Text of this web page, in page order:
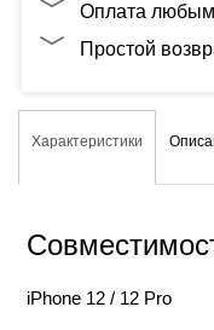
Оплата
Простой
Характеристики
iPhone 12 / 12 Pro